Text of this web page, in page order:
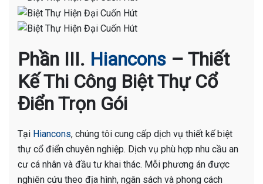
Phần III. Hiancons – Thiết
Kế Thi Công Biệt Thự Cổ
Điển Trọn Gói
Tại Hiancons, chúng tôi cung cấp dịch vụ thiết kế biệt
thự cổ điển chuyên nghiệp. Dịch vụ phù hợp nhu cầu an
cư cá nhân và đầu tư khai thác. Mỗi phương án được
nghiên cứu theo địa hình, ngân sách và phong cách